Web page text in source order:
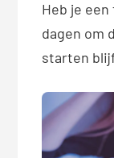
Heb je een
dagen om
starten